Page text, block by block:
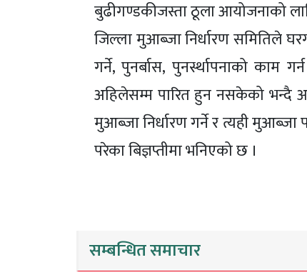
बुढीगण्डकीजस्ता ठूला आयोजनाको
जिल्ला मुआब्जा निर्धारण समितिले
गर्ने, पुनर्बास, पुनर्स्थापनाको काम
अहिलेसम्म पारित हुन नसकेको भन्दै
मुआब्जा निर्धारण गर्ने र त्यही मुआब्जा
परेका बिज्ञप्तीमा भनिएको छ ।
सम्बन्धित समाचार